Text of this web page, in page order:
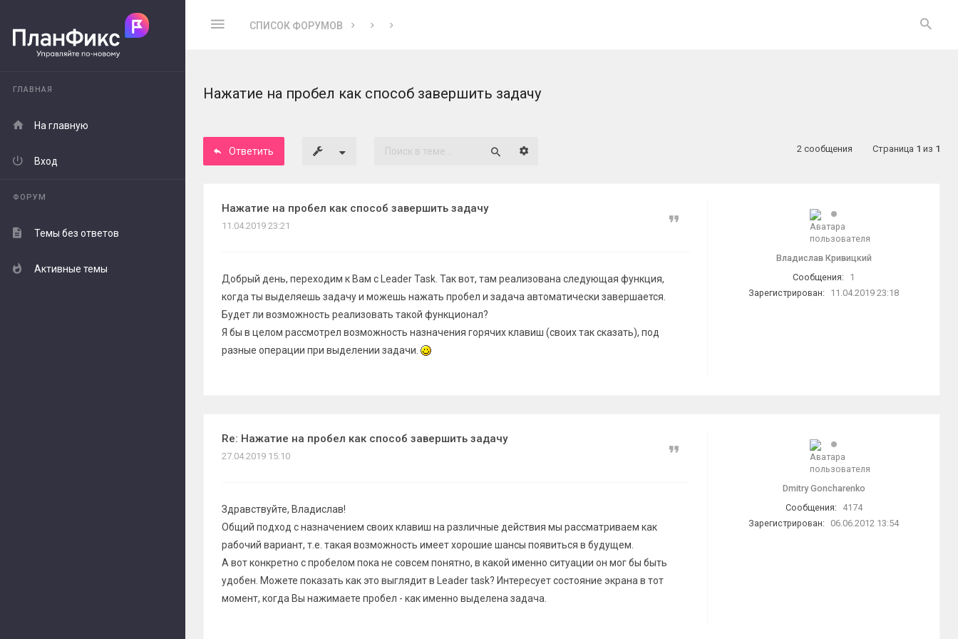
СПИСОК ФОРУМОВ
ГЛАВНАЯ
На главную
Вход
ФОРУМ
Темы без ответов
Активные темы
Нажатие на пробел как способ завершить задачу
Ответить
Расширенный поиск 2 сообщения Страница 1 из 1
Владислав Кривицкий
Сообщения:
1
Зарегистрирован:
11.04.2019 23:18
Нажатие на пробел как способ завершить задачу
Цитата
11.04.2019 23:21
Добрый день, переходим к Вам с Leader Task. Так вот, там реализована следующая функция,
когда ты выделяешь задачу и можешь нажать пробел и задача автоматически завершается.
Будет ли возможность реализовать такой функционал?
Я бы в целом рассмотрел возможность назначения горячих клавиш (своих так сказать), под
разные операции при выделении задачи.
Dmitry Goncharenko
Сообщения:
4174
Зарегистрирован:
06.06.2012 13:54
Re: Нажатие на пробел как способ завершить задачу
Цитата
27.04.2019 15:10
Здравствуйте, Владислав!
Общий подход с назначением своих клавиш на различные действия мы рассматриваем как
рабочий вариант, т.е. такая возможность имеет хорошие шансы появиться в будущем.
А вот конкретно с пробелом пока не совсем понятно, в какой именно ситуации он мог бы быть
удобен. Можете показать как это выглядит в Leader task? Интересует состояние экрана в тот
момент, когда Вы нажимаете пробел - как именно выделена задача.